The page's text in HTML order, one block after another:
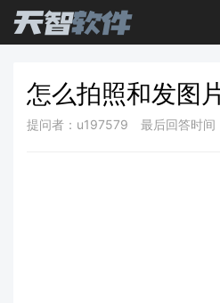
怎么拍照和发图
提问者：u197579 最后回答时